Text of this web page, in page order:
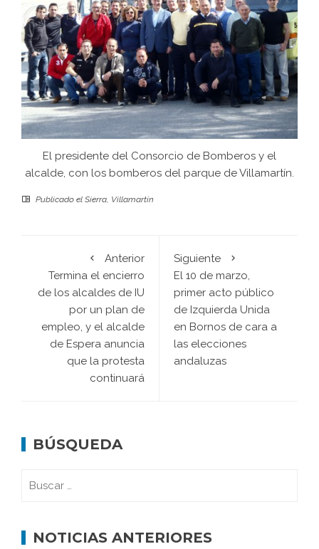
El presidente del Consorcio de Bomberos y el
alcalde, con los bomberos del parque de Villamartín.
Publicado el Sierra, Villamartín
Anterior
Termina el encierro
de los alcaldes de IU
por un plan de
empleo, y el alcalde
de Espera anuncia
que la protesta
continuará
Siguiente
El 10 de marzo,
primer acto público
de Izquierda Unida
en Bornos de cara a
las elecciones
andaluzas
BÚSQUEDA
NOTICIAS ANTERIORES